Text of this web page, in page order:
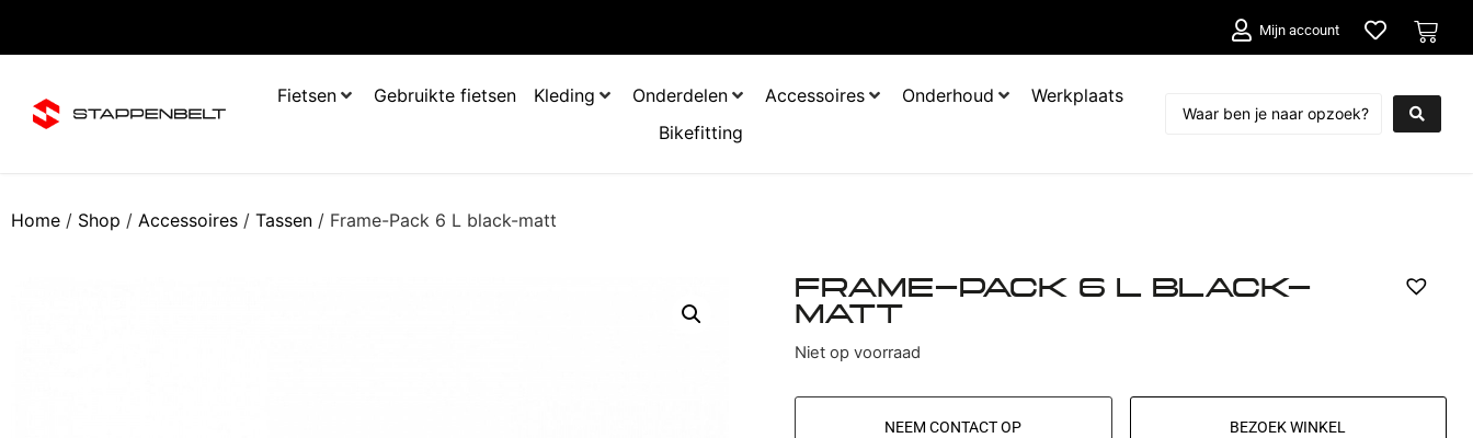
Mijn account
Fietsen Gebruikte fietsen Kleding Onderdelen Accessoires Onderhoud
Werkplaats
Bikefitting
Home / Shop / Accessoires / Tassen / Frame-Pack 6 L black-matt
FRAME-PACK 6 L BLACK-
MATT
Niet op voorraad
NEEM CONTACT OP BEZOEK WINKEL